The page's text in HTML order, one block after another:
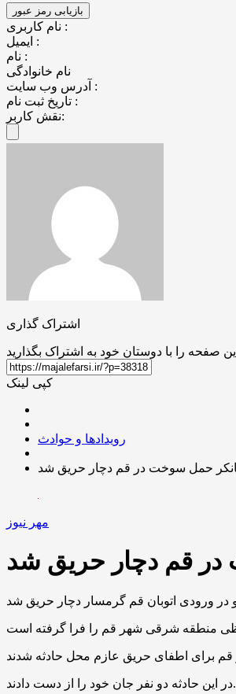
نام کاربری :
ایمیل :
نام :
نام خانوادگی
آدرس وب سایت :
تاریخ ثبت نام :
نقش کاربر:
اشتراک گذاری
کپی لینک
رویدادها و حوادث
حمل سوخت در قم دچار حریق شد
مهر نیوز
قم دچار حریق شد
در این حادثه دو نفر جان خود را از دست دادند.